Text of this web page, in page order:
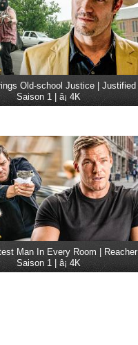
Old-school Justice | Justified
Saison 1 | â¡ 4K
Man In Every Room | Reacher
Saison 1 | â¡ 4K